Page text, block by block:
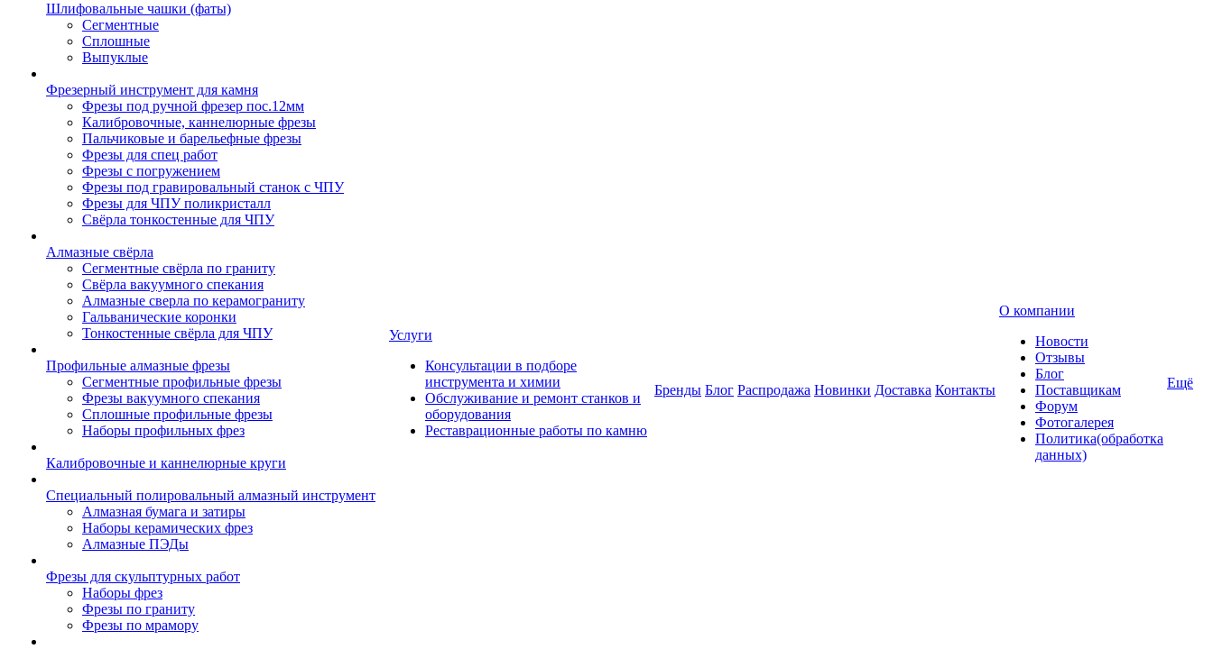
Шлифовальные чашки (фаты)
Сегментные
Сплошные
Выпуклые
Фрезерный инструмент для камня
Фрезы под ручной фрезер пос.12мм
Калибровочные, каннелюрные фрезы
Пальчиковые и барельефные фрезы
Фрезы для спец работ
Фрезы с погружением
Фрезы под гравировальный станок с ЧПУ
Фрезы для ЧПУ поликристалл
Свёрла тонкостенные для ЧПУ
Алмазные свёрла
Сегментные свёрла по граниту
Свёрла вакуумного спекания
Алмазные сверла по керамограниту
Гальванические коронки
Тонкостенные свёрла для ЧПУ
Профильные алмазные фрезы
Сегментные профильные фрезы
Фрезы вакуумного спекания
Сплошные профильные фрезы
Наборы профильных фрез
Калибровочные и каннелюрные круги
Специальный полировальный алмазный инструмент
Алмазная бумага и затиры
Наборы керамических фрез
Алмазные ПЭДы
Фрезы для скульптурных работ
Наборы фрез
Фрезы по граниту
Фрезы по мрамору
Услуги
Консультации в подборе
инструмента и химии
Обслуживание и ремонт станков и
оборудования
Реставрационные работы по камню
Бренды Блог Распродажа Новинки Доставка Контакты
О компании
Новости
Отзывы
Блог
Поставщикам
Форум
Фотогалерея
Политика(обработка
данных)
Ещё